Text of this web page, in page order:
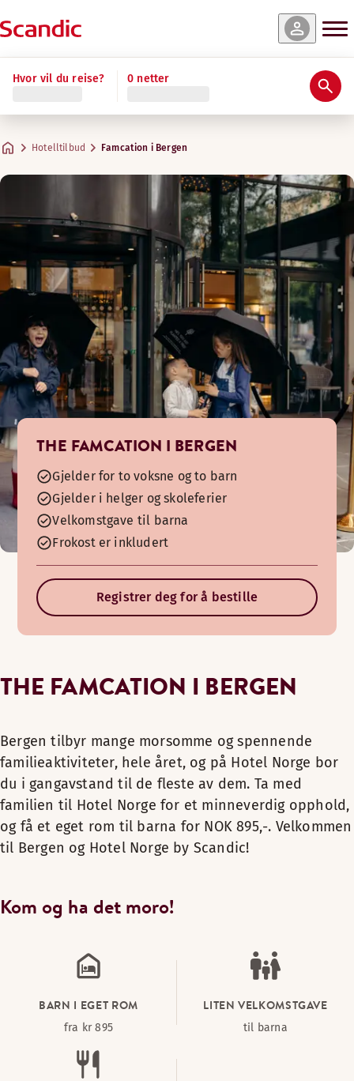
Hvor vil du reise? 0 netter
Hotelltilbud Famcation i Bergen
THE FAMCATION I BERGEN
Gjelder for to voksne og to barn
Gjelder i helger og skoleferier
Velkomstgave til barna
Frokost er inkludert
Registrer deg for å bestille
THE FAMCATION I BERGEN
Bergen tilbyr mange morsomme og spennende
familieaktiviteter, hele året, og på Hotel Norge bor
du i gangavstand til de fleste av dem. Ta med
familien til Hotel Norge for et minneverdig opphold,
og få et eget rom til barna for NOK 895,-. Velkommen
til Bergen og Hotel Norge by Scandic!
Kom og ha det moro!
BARN I EGET ROM
fra kr 895
LITEN VELKOMSTGAVE
til barna